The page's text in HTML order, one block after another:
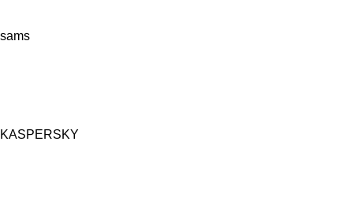
sams
KASPERSKY